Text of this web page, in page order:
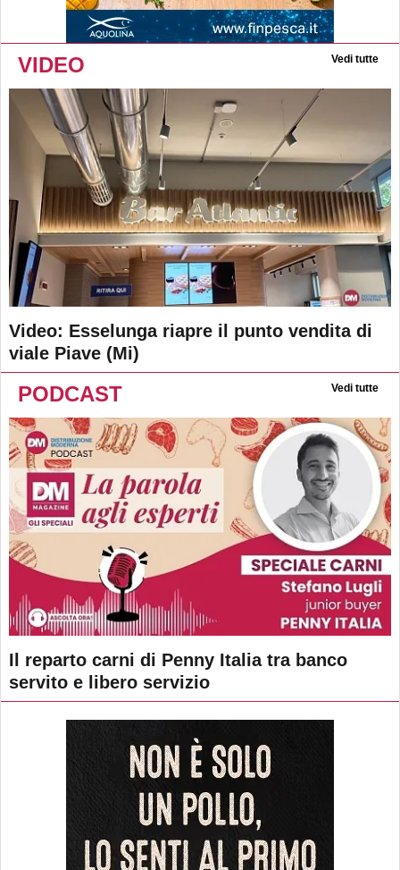
VIDEO Vedi tutte
Video: Esselunga riapre il punto vendita di
viale Piave (Mi)
PODCAST Vedi tutte
Il reparto carni di Penny Italia tra banco
servito e libero servizio